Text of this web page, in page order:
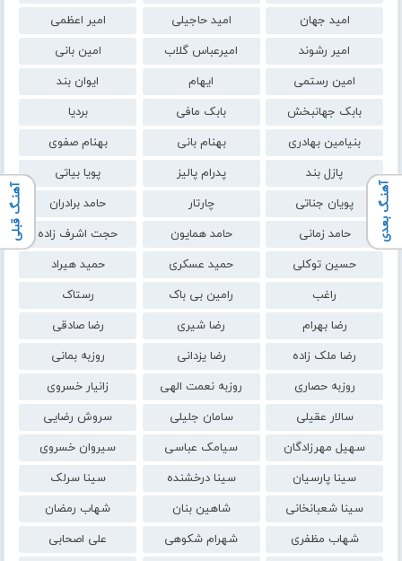
امید جهان
امید حاجیلی
امیر اعظمی
امیر رشوند
امیرعباس گلاب
امین بانی
امین رستمی
ایهام
ایوان بند
بابک جهانبخش
بابک مافی
بردیا
بنیامین بهادری
بهنام بانی
بهنام صفوی
پازل بند
پدرام پالیز
پویا بیاتی
پویان جناتی
چارتار
حامد برادران
حامد زمانی
حامد همایون
حجت اشرف زاده
حسین توکلی
حمید عسکری
حمید هیراد
راغب
رامین بی باک
رستاک
رضا بهرام
رضا شیری
رضا صادقی
رضا ملک زاده
رضا یزدانی
روزبه بمانی
روزبه حصاری
روزبه نعمت الهی
زانیار خسروی
سالار عقیلی
سامان جلیلی
سروش رضایی
سهیل مهرزادگان
سیامک عباسی
سیروان خسروی
سینا پارسیان
سینا درخشنده
سینا سرلک
سینا شعبانخانی
شاهین بنان
شهاب رمضان
شهاب مظفری
شهرام شکوهی
علی اصحابی
آهنـگ بعدی آهنـگ قبلی